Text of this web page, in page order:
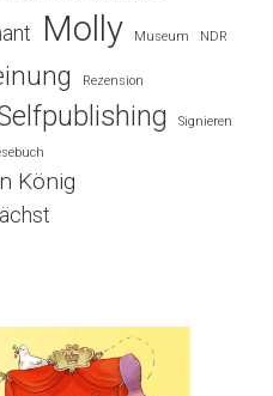
Molly Museum NDR
Rezension
Signieren
König